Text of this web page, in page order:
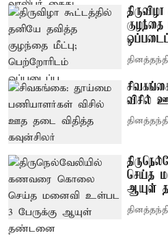
குழந்தை
விசில்
செய்த
ஆயுள்